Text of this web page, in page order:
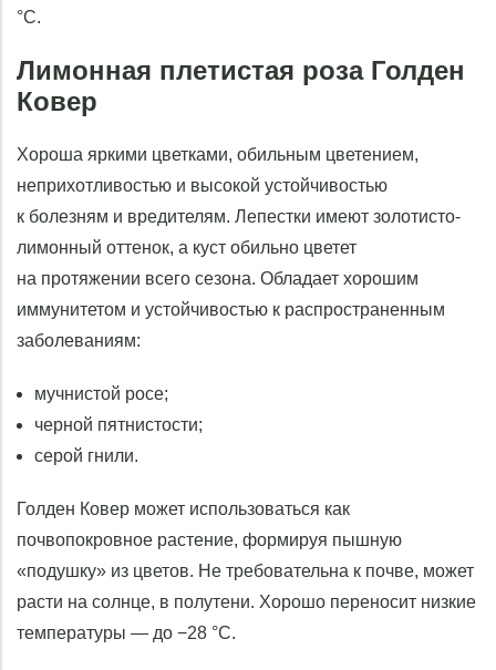
°С.
Лимонная плетистая роза Голден
Ковер
Хороша яркими цветками, обильным цветением,
неприхотливостью и высокой устойчивостью
к болезням и вредителям. Лепестки имеют золотисто-
лимонный оттенок, а куст обильно цветет
на протяжении всего сезона. Обладает хорошим
иммунитетом и устойчивостью к распространенным
заболеваниям:
мучнистой росе;
черной пятнистости;
серой гнили.
Голден Ковер может использоваться как
почвопокровное растение, формируя пышную
«подушку» из цветов. Не требовательна к почве, может
расти на солнце, в полутени. Хорошо переносит низкие
температуры — до −28 °С.